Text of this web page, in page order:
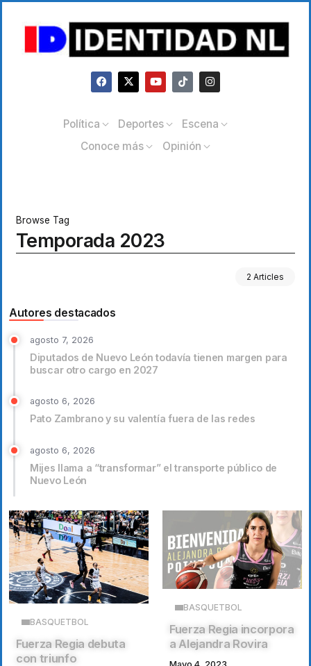
Política Deportes
Escena
Conoce más
Opinión
Browse Tag
Temporada 2023
2 Articles
Autores destacados
agosto 7, 2026
Diputados de Nuevo León todavía tienen margen para
buscar otro cargo en 2027
agosto 6, 2026
Pato Zambrano y su valentía fuera de las redes
agosto 6, 2026
Mijes llama a “transformar” el transporte público de
Nuevo León
BASQUETBOL
Fuerza Regia debuta
con triunfo
BASQUETBOL
Fuerza Regia incorpora
a Alejandra Rovira